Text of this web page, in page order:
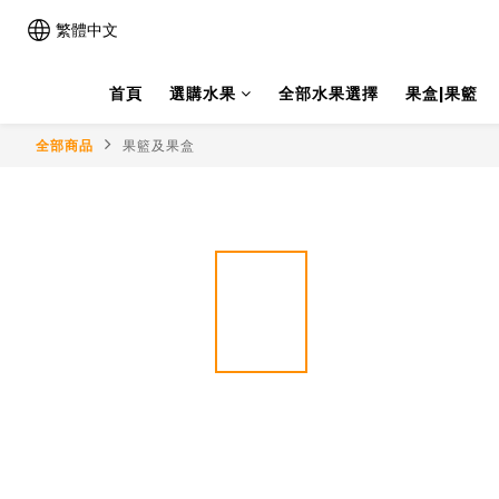
繁體中文
首頁 選購水果 全部水果選擇 果盒|果籃
全部商品 果籃及果盒